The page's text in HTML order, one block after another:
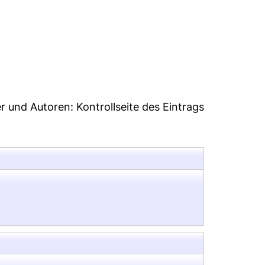
und Autoren: Kontrollseite des Eintrags